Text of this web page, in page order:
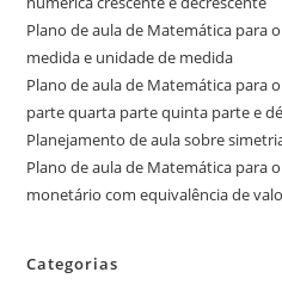
Plano de aula de Matemática para
medida e unidade de medida
Plano de aula de Matemática para
parte quarta parte quinta parte e
Planejamento de aula sobre
Plano de aula de Matemática para
monetário com equivalência de
Categorias